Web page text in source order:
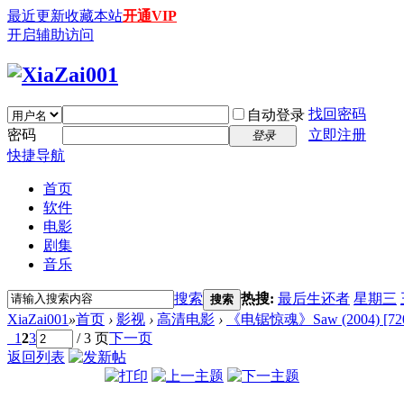
最近更新收藏本站开通VIP
开启辅助访问
自动登录 找回密码
密码
登录
立即注册
快捷导航
首页
软件
电影
剧集
音乐
搜索 搜索 热搜: 最后生还者 星期三
XiaZai001 »首页 › 影视 › 高清电影 ›
《电锯惊魂》Saw (2004)
123 / 3 页下一页
返回列表